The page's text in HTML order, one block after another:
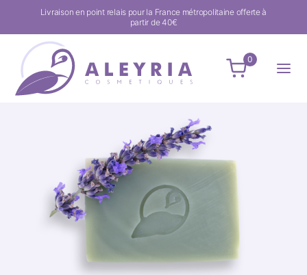
Livraison en point relais pour la France métropolitaine offerte à
partir de 40€
0